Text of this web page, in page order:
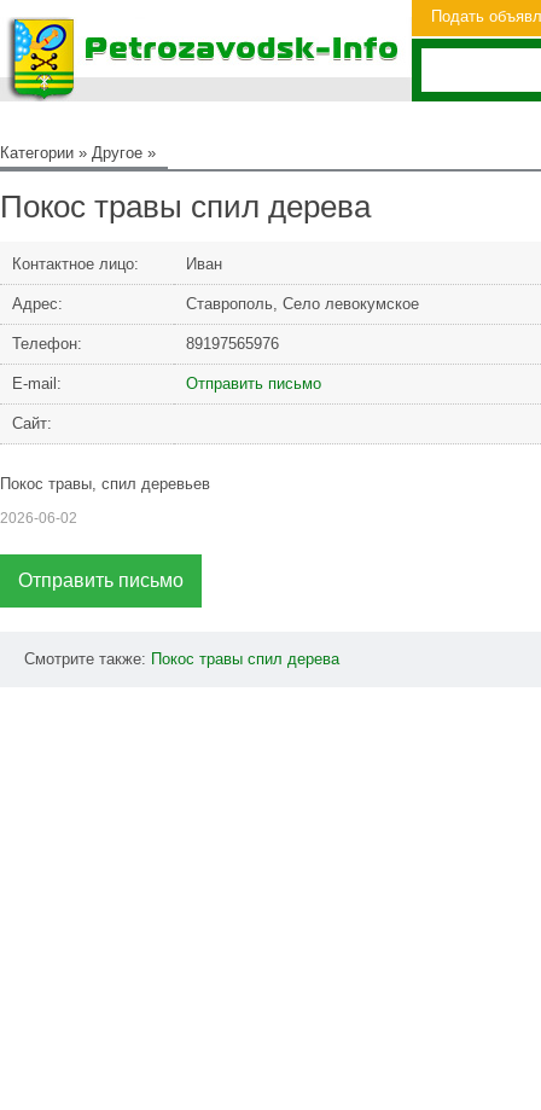
Подать
Категории » Другое »
Покос травы спил дерева
Контактное лицо: Иван
Адрес: Ставрополь, Село левокумское
Телефон: 89197565976
Е-mail: Отправить письмо
Сайт:
Покос травы, спил деревьев
2026-06-02
Отправить письмо
Смотрите также: Покос травы спил дерева